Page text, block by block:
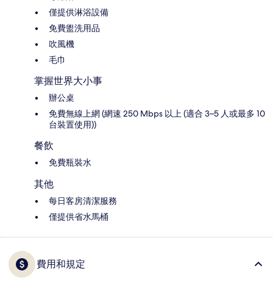
僅提供淋浴設備
免費盥洗用品
吹風機
毛巾
掌握世界大小事
辦公桌
免費無線上網 (網速 250 Mbps 以上 (適合 3–5 人或最多 10
台裝置使用))
餐飲
免費瓶裝水
其他
每日客房清潔服務
僅提供省水馬桶
費用和規定